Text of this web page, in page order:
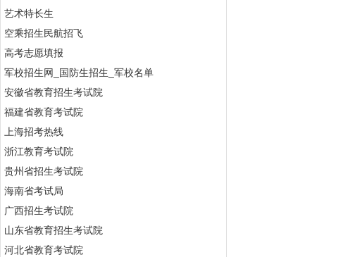
艺术特长生
空乘招生民航招飞
高考志愿填报
军校招生网_国防生招生_军校名单
安徽省教育招生考试院
福建省教育考试院
上海招考热线
浙江教育考试院
贵州省招生考试院
海南省考试局
广西招生考试院
山东省教育招生考试院
河北省教育考试院